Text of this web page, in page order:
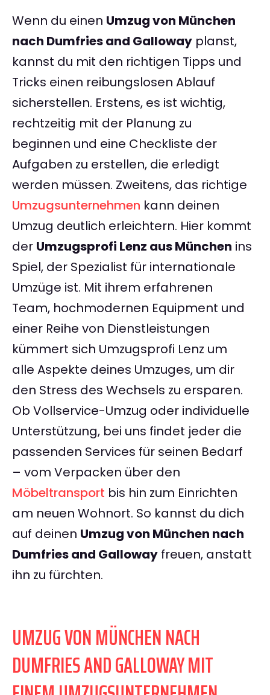
Wenn du einen Umzug von München
nach Dumfries and Galloway planst,
kannst du mit den richtigen Tipps und
Tricks einen reibungslosen Ablauf
sicherstellen. Erstens, es ist wichtig,
rechtzeitig mit der Planung zu
beginnen und eine Checkliste der
Aufgaben zu erstellen, die erledigt
werden müssen. Zweitens, das richtige
Umzugsunternehmen kann deinen
Umzug deutlich erleichtern. Hier kommt
der Umzugsprofi Lenz aus München ins
Spiel, der Spezialist für internationale
Umzüge ist. Mit ihrem erfahrenen
Team, hochmodernen Equipment und
einer Reihe von Dienstleistungen
kümmert sich Umzugsprofi Lenz um
alle Aspekte deines Umzuges, um dir
den Stress des Wechsels zu ersparen.
Ob Vollservice-Umzug oder individuelle
Unterstützung, bei uns findet jeder die
passenden Services für seinen Bedarf
– vom Verpacken über den
Möbeltransport bis hin zum Einrichten
am neuen Wohnort. So kannst du dich
auf deinen Umzug von München nach
Dumfries and Galloway freuen, anstatt
ihn zu fürchten.
UMZUG VON MÜNCHEN NACH
DUMFRIES AND GALLOWAY MIT